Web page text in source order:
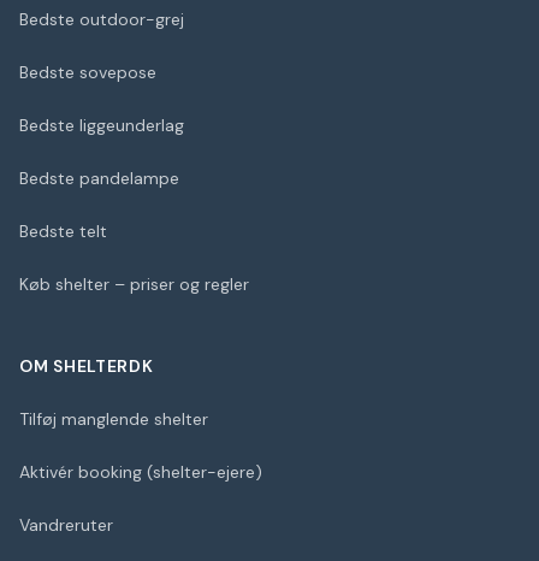
Bedste outdoor-grej
Bedste sovepose
Bedste liggeunderlag
Bedste pandelampe
Bedste telt
Køb shelter – priser og regler
OM SHELTERDK
Tilføj manglende shelter
Aktivér booking (shelter-ejere)
Vandreruter